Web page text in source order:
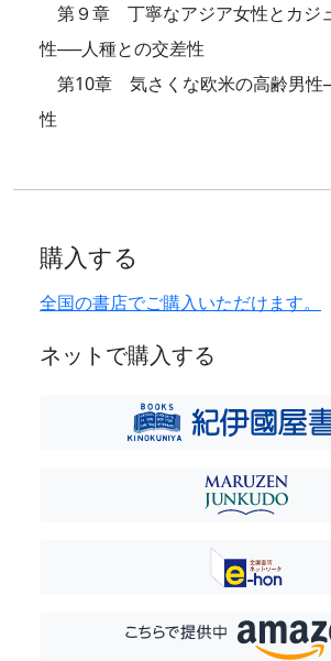
第９章 丁寧なアジア女性とカジ
性──人種との交差性
第10章 気さくな欧米の高齢男性
性
購入する
全国の書店でご購入いただけます。
ネットで購入する